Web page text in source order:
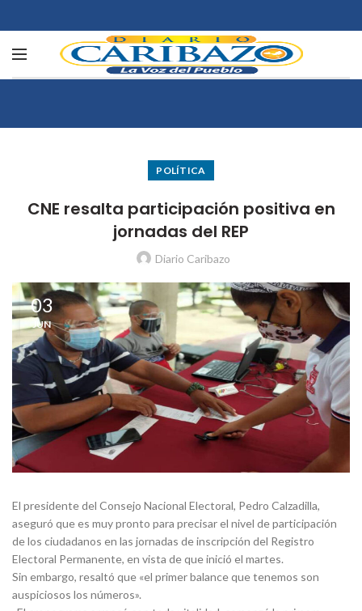
POLÍTICA
CNE resalta participación positiva en
jornadas del REP
Diario Caribazo
03
JUN
El presidente del Consejo Nacional Electoral, Pedro Calzadilla,
aseguró que es muy pronto para precisar el nivel de participación
de los ciudadanos en las jornadas de inscripción del Registro
Electoral Permanente, en vista de que inició el martes.
Sin embargo, resaltó que «el primer balance que tenemos son
auspiciosos los números».